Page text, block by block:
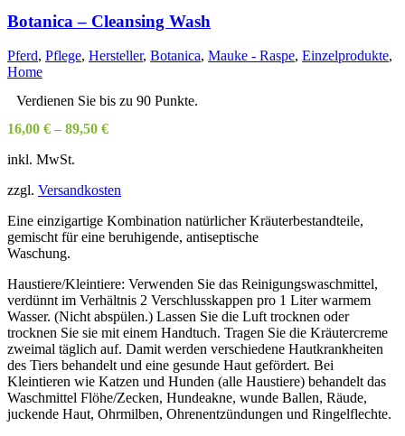
Botanica – Cleansing Wash
Pferd, Pflege, Hersteller, Botanica, Mauke - Raspe, Einzelprodukte,
Home
Verdienen Sie bis zu 90 Punkte.
16,00 € – 89,50 €
inkl. MwSt.
zzgl. Versandkosten
Eine einzigartige Kombination natürlicher Kräuterbestandteile,
gemischt für eine beruhigende, antiseptische
Waschung.
Haustiere/Kleintiere: Verwenden Sie das Reinigungswaschmittel,
verdünnt im Verhältnis 2 Verschlusskappen pro 1 Liter warmem
Wasser. (Nicht abspülen.) Lassen Sie die Luft trocknen oder
trocknen Sie sie mit einem Handtuch. Tragen Sie die Kräutercreme
zweimal täglich auf. Damit werden verschiedene Hautkrankheiten
des Tiers behandelt und eine gesunde Haut gefördert. Bei
Kleintieren wie Katzen und Hunden (alle Haustiere) behandelt das
Waschmittel Flöhe/Zecken, Hundeakne, wunde Ballen, Räude,
juckende Haut, Ohrmilben, Ohrenentzündungen und Ringelflechte.